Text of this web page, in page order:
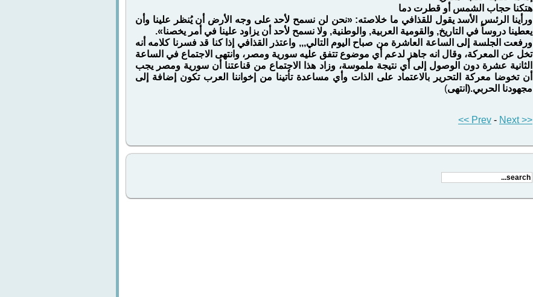
هتكنا حجاب الشمس أو قطرت دما
ورأينا الرئىس الأسد يقول للقذافي ما خلاصته: «نحن لن نسمح لأحد على وجه الأرض أن يُنظر علينا وأن
يعطينا دروساً في التاريخ, والقومية العربية, والوطنية, ولا نسمح لأحد أن يزاود علينا في أمر يخصنا».
ورفعت الجلسة إلى الساعة العاشرة من صباح اليوم التالي,,, واعتذر القذافي إذا كنا قد فسرنا كلامه أنه
تخل عن المعركة، وقال انه جاهز لدعم أي موضوع تتفق عليه سورية ومصر، وانتهى الاجتماع في الساعة
الثانية عشرة دون الوصول إلى أي نتيجة ملموسة، وزاد هذا الاجتماع من قناعتنا أن سورية ومصر يجب
أن تخوضا معركة التحرير بالاعتماد على الذات وأي مساعدة تأتينا من إخواننا العرب تكون إضافة إلى
مجهودنا الحربي.(انتهى)
<< Prev
- Next >>